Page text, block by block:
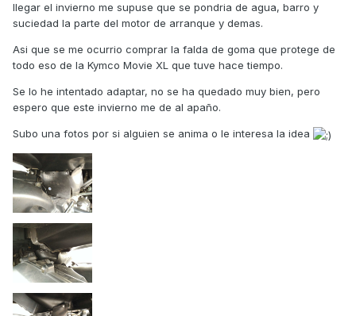
llegar el invierno me supuse que se pondria de agua, barro y
suciedad la parte del motor de arranque y demas.
Asi que se me ocurrio comprar la falda de goma que protege de
todo eso de la Kymco Movie XL que tuve hace tiempo.
Se lo he intentado adaptar, no se ha quedado muy bien, pero
espero que este invierno me de al apaño.
Subo una fotos por si alguien se anima o le interesa la idea